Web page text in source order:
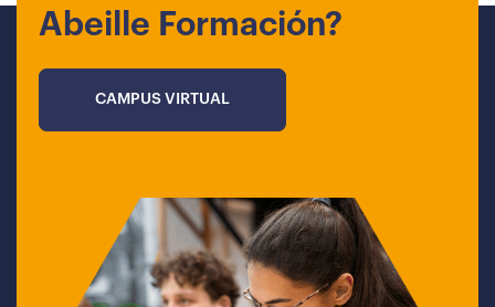
Abeille Formación?
CAMPUS VIRTUAL